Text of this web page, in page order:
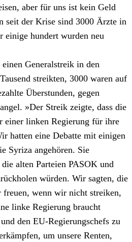
aber für uns ist kein Geld
seit der Krise sind 3000 Ärzte in
einige hundert wurden neu
Generalstreik in den
streikten, 3000 waren auf
Überstunden, gegen
»Der Streik zeigte, dass die
einer linken Regierung für ihre
hatten eine Debatte mit einigen
Syriza angehören. Sie
alten Parteien PASOK und
würden. Wir sagten, die
freuen, wenn wir nicht streiken,
linke Regierung braucht
den EU-Regierungschefs zu
um unsere Renten,